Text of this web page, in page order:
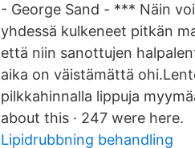
- George Sand - *** Näin
yhdessä kulkeneet pitkän
että niin sanottujen
aika on väistämättä
pilkkahinnalla lippuja
about this · 247 were here.
Lipidrubbning behandling